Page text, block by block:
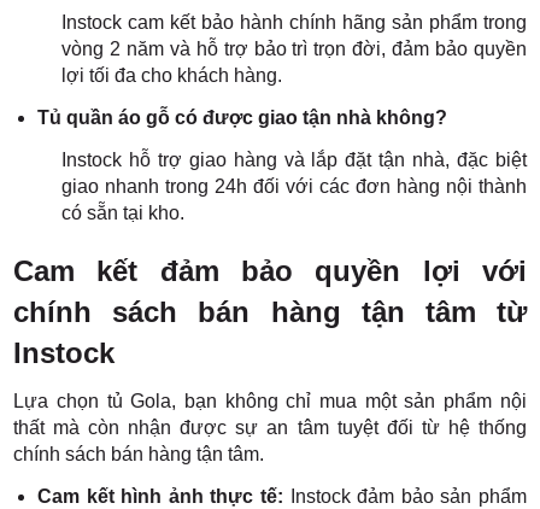
Instock cam kết bảo hành chính hãng sản phẩm trong
vòng 2 năm và hỗ trợ bảo trì trọn đời, đảm bảo quyền
lợi tối đa cho khách hàng.
Tủ quần áo gỗ có được giao tận nhà không?
Instock hỗ trợ giao hàng và lắp đặt tận nhà, đặc biệt
giao nhanh trong 24h đối với các đơn hàng nội thành
có sẵn tại kho.
Cam kết đảm bảo quyền lợi với
chính sách bán hàng tận tâm từ
Instock
Lựa chọn tủ Gola, bạn không chỉ mua một sản phẩm nội
thất mà còn nhận được sự an tâm tuyệt đối từ hệ thống
chính sách bán hàng tận tâm.
Cam kết hình ảnh thực tế: Instock đảm bảo sản phẩm